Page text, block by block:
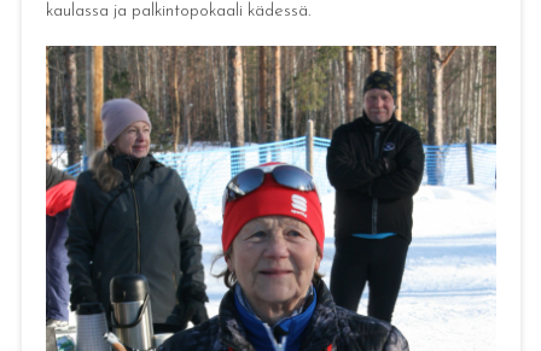
kaulassa ja palkintopokaali kädessä.